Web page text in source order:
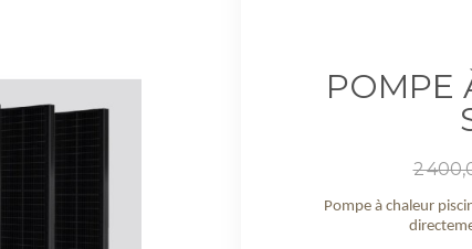
POMPE
Prix
de
2
Pompe à chaleur